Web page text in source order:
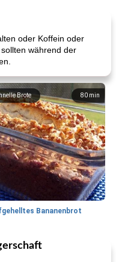
oder Koffein oder
während der
80 min
Brote
Bananenbrot
Desserts